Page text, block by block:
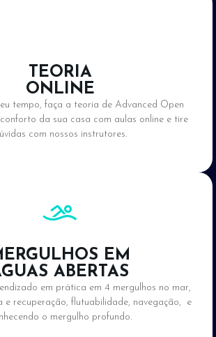
TEORIA
ONLINE
tempo, faça a teoria de Advanced Open
da sua casa com aulas online e tire
com nossos instrutores.
EM
ABERTAS
em prática em 4 mergulhos no mar,
e recuperação, flutuabilidade, navegação, e
o mergulho profundo.